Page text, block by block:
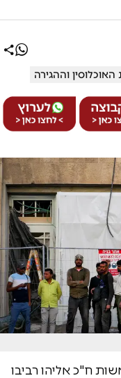
וההגירה
ח"כ אליהו רביבו